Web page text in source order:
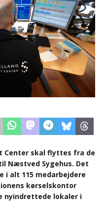
Center skal flyttes fra de
Næstved Sygehus. Det
i alt 115 medarbejdere
kørselskontor
nyindrettede lokaler i